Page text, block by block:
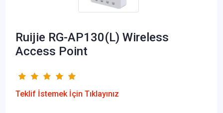
Ruijie RG-AP130(L) Wireless
Access Point
Teklif İstemek İçin Tıklayınız